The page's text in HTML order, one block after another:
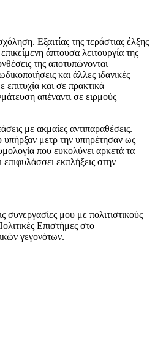
Εξαιτίας της τεράστιας έλξης
άπτουσα λειτουργία της
της αποτυπώνονται
και άλλες ιδανικές
και σε πρακτικά
απέναντι σε ειρμούς
με ακμαίες αντιπαραθέσεις.
υπήρξαν μετρ την υπηρέτησαν ως
που ευκολύνει αρκετά τα
εκπλήξεις στην
συνεργασίες μου με πολιτιστικούς
Επιστήμες στο
γεγονότων.